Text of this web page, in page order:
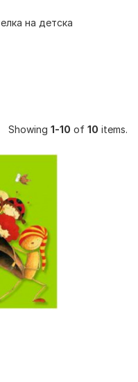
на детска
Showing 1-10 of 10 items.